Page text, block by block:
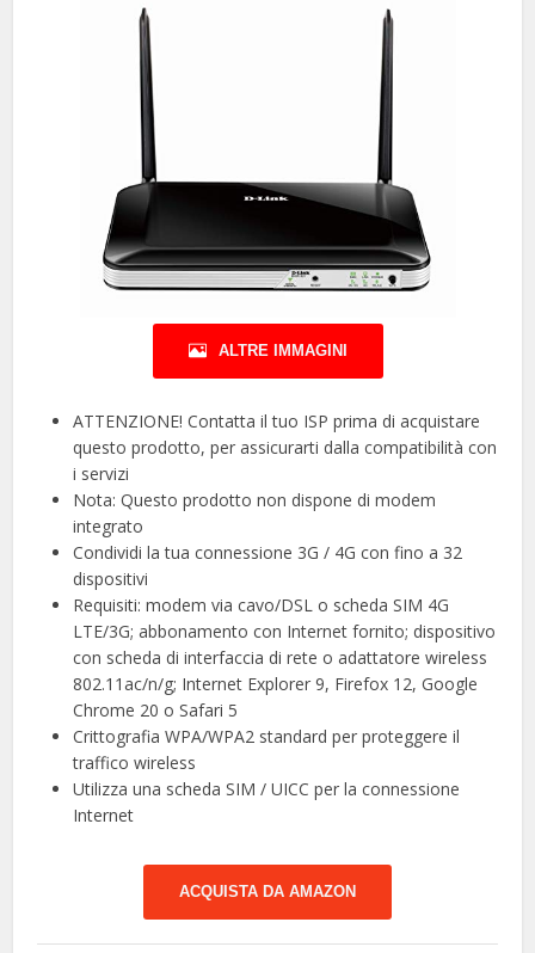
ALTRE IMMAGINI
ATTENZIONE! Contatta il tuo ISP prima di acquistare
questo prodotto, per assicurarti dalla compatibilità con
i servizi
Nota: Questo prodotto non dispone di modem
integrato
Condividi la tua connessione 3G / 4G con fino a 32
dispositivi
Requisiti: modem via cavo/DSL o scheda SIM 4G
LTE/3G; abbonamento con Internet fornito; dispositivo
con scheda di interfaccia di rete o adattatore wireless
802.11ac/n/g; Internet Explorer 9, Firefox 12, Google
Chrome 20 o Safari 5
Crittografia WPA/WPA2 standard per proteggere il
traffico wireless
Utilizza una scheda SIM / UICC per la connessione
Internet
ACQUISTA DA AMAZON